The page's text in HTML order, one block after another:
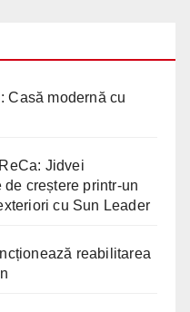
Casă modernă cu
Jidvei
creștere printr-un
cu Sun Leader
reabilitarea